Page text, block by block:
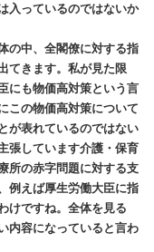
入っているのではないか
の中、全閣僚に対する指
てきます。私が見た限
にも物価高対策という言
この物価高対策について
が表れているのではない
張しています介護・保育
所の赤字問題に対する支
例えば厚生労働大臣に指
けですね。全体を見る
内容になっていると言わ